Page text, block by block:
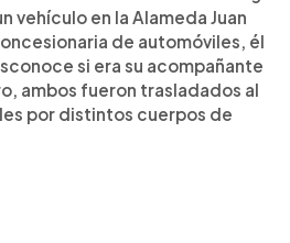
vehículo en la Alameda Juan
de automóviles, él
si era su acompañante
ambos fueron trasladados al
por distintos cuerpos de